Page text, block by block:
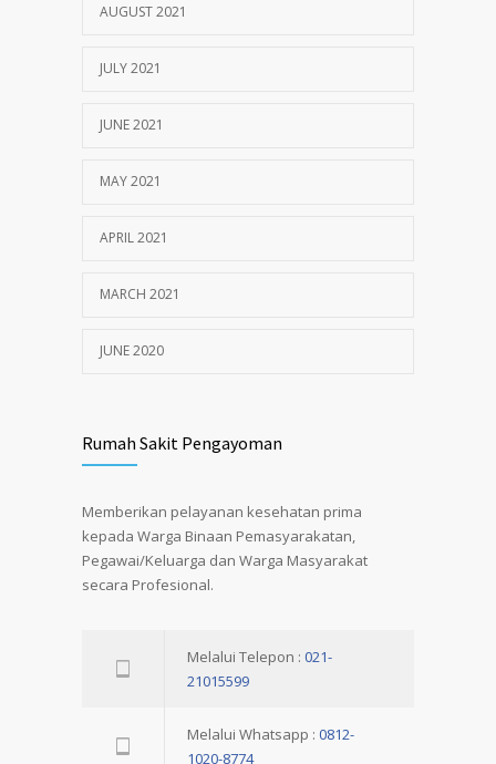
AUGUST 2021
JULY 2021
JUNE 2021
MAY 2021
APRIL 2021
MARCH 2021
JUNE 2020
Rumah Sakit Pengayoman
Memberikan pelayanan kesehatan prima
kepada Warga Binaan Pemasyarakatan,
Pegawai/Keluarga dan Warga Masyarakat
secara Profesional.
Melalui Telepon : 021-
21015599
Melalui Whatsapp : 0812-
1020-8774